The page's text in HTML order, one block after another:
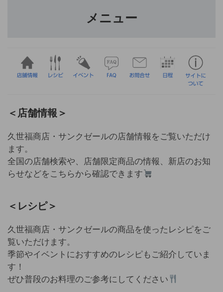
メニュー
＜店舗情報＞
久世福商店・サンクゼールの店舗情報をご覧いただけ
ます。
全国の店舗検索や、店舗限定商品の情報、新店のお知
らせなどをこちらから確認できます
＜レシピ＞
久世福商店・サンクゼールの商品を使ったレシピをご
覧いただけます。
季節やイベントにおすすめのレシピもご紹介していま
す！
ぜひ普段のお料理のご参考にしてください